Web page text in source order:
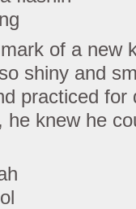
of a new
shiny and
practiced for
knew he